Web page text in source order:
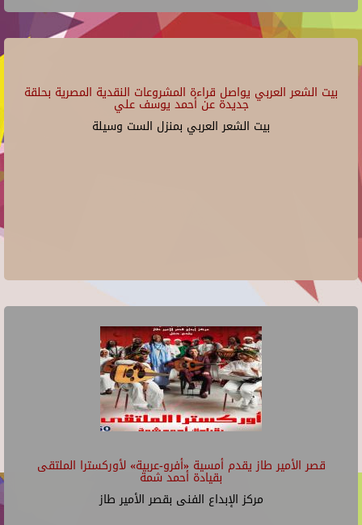
بيت الشعر العربي يواصل قراءة المشروعات النقدية المصرية بحلقة
جديدة عن أحمد يوسف علي
بيت الشعر العربي بمنزل الست وسيلة
قصر الأمير طاز يقدم أمسية «أفرو-عربية» لأوركسترا الملتقى
بقيادة أحمد شمة
مركز الإبداع الفنى بقصر الأمير طاز